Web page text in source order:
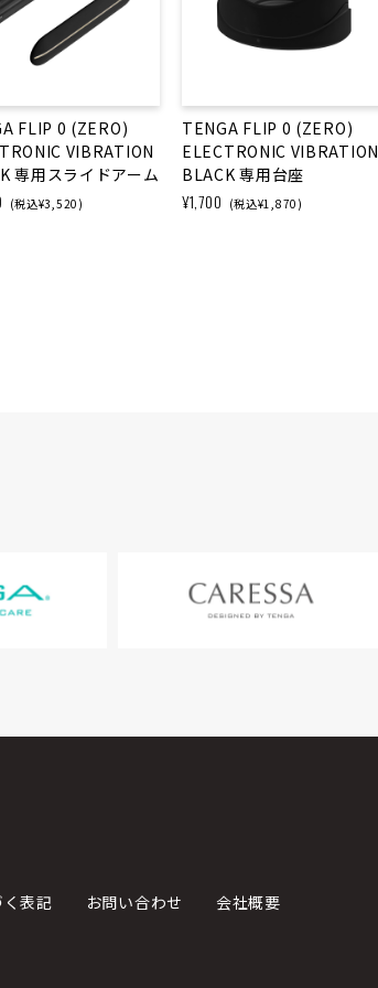
FLIP 0 (ZERO)
VIBRATION
専用スライドアーム
(税込¥3,520)
TENGA FLIP 0 (ZERO)
ELECTRONIC VIBRATION
BLACK 専用台座
¥1,700 (税込¥1,870)
表記 お問い合わせ 会社概要